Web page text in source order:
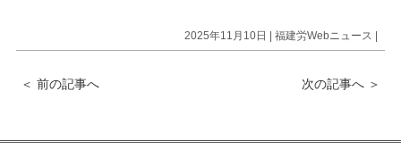
2025年11月10日 |福建労Webニュース
＜ 前の記事へ 次の記事へ ＞